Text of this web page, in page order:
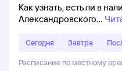
Как узнать, есть ли в
Александровского
Сегодня Завтра
Расписание по местному